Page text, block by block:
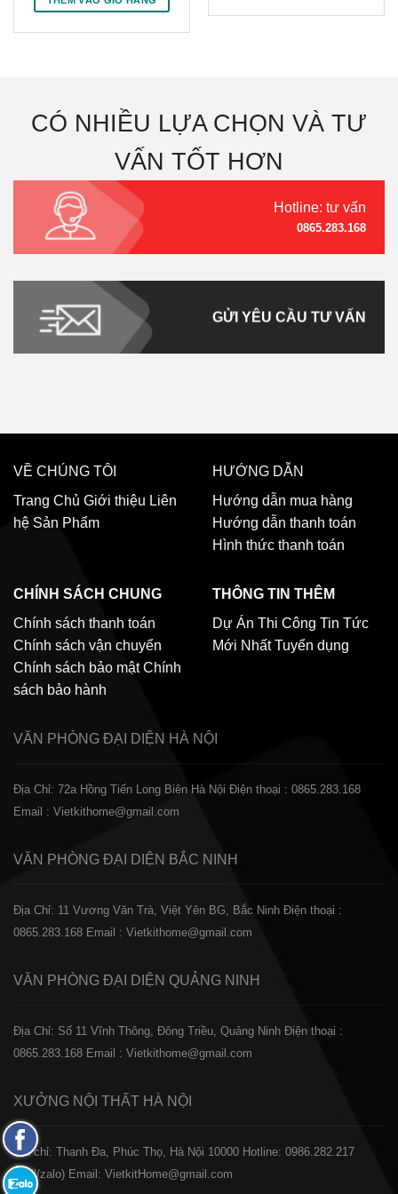
₫11,985,000.
₫8,985,000.
CÓ NHIỀU LỰA CHỌN VÀ TƯ
VẤN TỐT HƠN
Hotline: tư vấn
0865.283.168
GỬI YÊU CẦU TƯ VẤN
VỀ CHÚNG TÔI
Trang Chủ Giới thiệu Liên
hệ Sản Phẩm
HƯỚNG DẪN
Hướng dẫn mua hàng
Hướng dẫn thanh toán
Hình thức thanh toán
CHÍNH SÁCH CHUNG
Chính sách thanh toán
Chính sách vận chuyển
Chính sách bảo mật Chính
sách bảo hành
THÔNG TIN THÊM
Dự Án Thi Công Tin Tức
Mới Nhất Tuyển dụng
VĂN PHÒNG ĐẠI DIỆN HÀ NỘI
Địa Chỉ: 72a Hồng Tiến Long Biên Hà Nội Điện thoại : 0865.283.168
Email : Vietkithome@gmail.com
VĂN PHÒNG ĐẠI DIỆN BẮC NINH
Địa Chỉ: 11 Vương Văn Trà, Việt Yên BG, Bắc Ninh Điện thoại :
0865.283.168 Email : Vietkithome@gmail.com
VĂN PHÒNG ĐẠI DIỆN QUẢNG NINH
Địa Chỉ: Số 11 Vĩnh Thông, Đông Triều, Quảng Ninh Điện thoại :
0865.283.168 Email : Vietkithome@gmail.com
XƯỞNG NỘI THẤT HÀ NỘI
️Địa chỉ: Thanh Đa, Phúc Thọ, Hà Nội 10000 Hotline: 0986.282.217
(Call/zalo) Email: VietkitHome@gmail.com
Fanpage
Facebook
Zalo: